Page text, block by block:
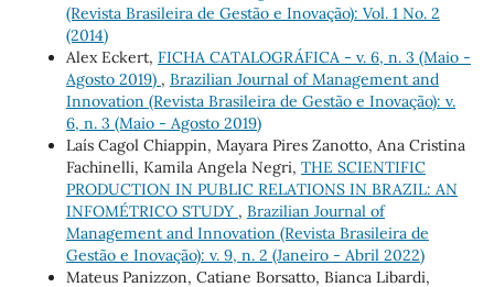
(Revista Brasileira de Gestão e Inovação): Vol. 1 No. 2
(2014)
Alex Eckert, FICHA CATALOGRÁFICA - v. 6, n. 3 (Maio -
Agosto 2019) , Brazilian Journal of Management and
Innovation (Revista Brasileira de Gestão e Inovação): v.
6, n. 3 (Maio - Agosto 2019)
Laís Cagol Chiappin, Mayara Pires Zanotto, Ana Cristina
Fachinelli, Kamila Angela Negri, THE SCIENTIFIC
PRODUCTION IN PUBLIC RELATIONS IN BRAZIL: AN
INFOMÉTRICO STUDY , Brazilian Journal of
Management and Innovation (Revista Brasileira de
Gestão e Inovação): v. 9, n. 2 (Janeiro - Abril 2022)
Mateus Panizzon, Catiane Borsatto, Bianca Libardi,